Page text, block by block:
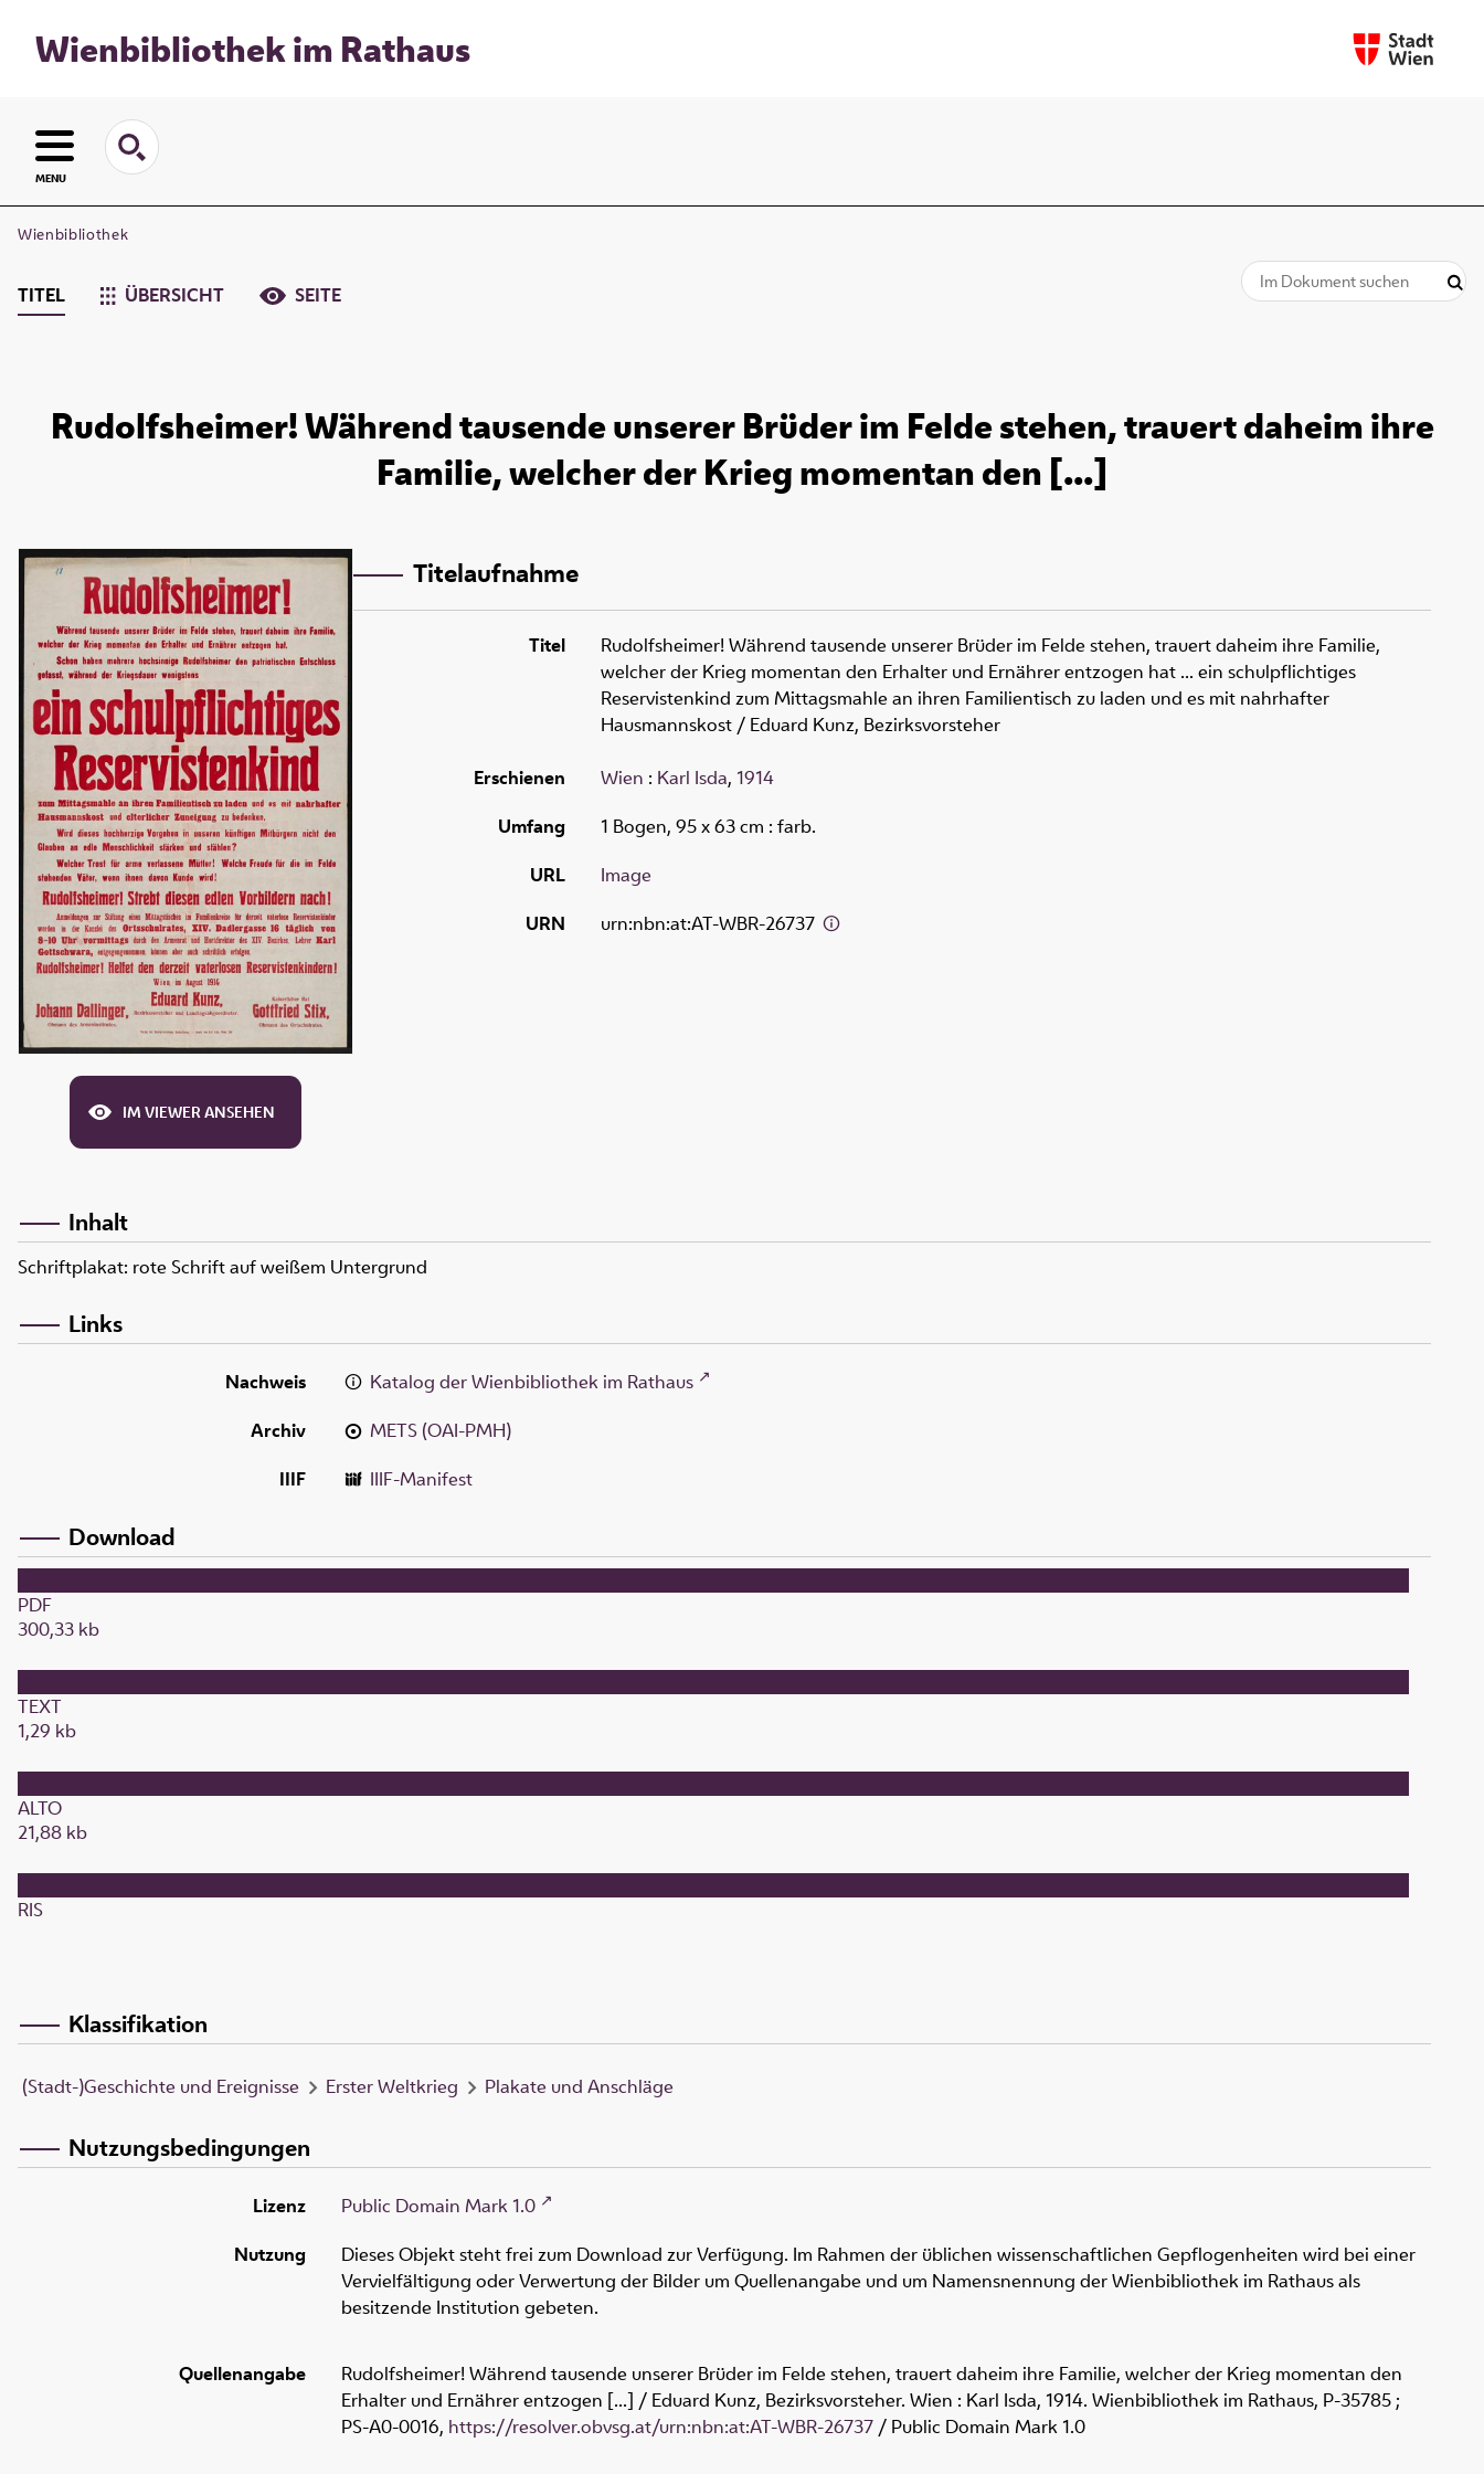
Wienbibliothek im Rathaus
MENU
Wienbibliothek
TITEL ÜBERSICHT SEITE
Rudolfsheimer! Während tausende unserer Brüder im Felde stehen, trauert daheim ihre
Familie, welcher der Krieg momentan den [...]
IM VIEWER ANSEHEN
Titelaufnahme
Titel
Rudolfsheimer! Während tausende unserer Brüder im Felde stehen, trauert daheim ihre Familie,
welcher der Krieg momentan den Erhalter und Ernährer entzogen hat ... ein schulpflichtiges
Reservistenkind zum Mittagsmahle an ihren Familientisch zu laden und es mit nahrhafter
Hausmannskost / Eduard Kunz, Bezirksvorsteher
Erschienen Wien : Karl Isda, 1914
Umfang
1 Bogen, 95 x 63 cm : farb.
URL
Image
URN
urn:nbn:at:AT-WBR-26737
Inhalt
Schriftplakat: rote Schrift auf weißem Untergrund
Links
Nachweis
Katalog der Wienbibliothek im Rathaus
Archiv
METS (OAI-PMH)
IIIF
IIIF-Manifest
Download
PDF
300,33 kb
TEXT
1,29 kb
ALTO
21,88 kb
RIS
Klassifikation
(Stadt-)Geschichte und Ereignisse Erster Weltkrieg Plakate und Anschläge
Nutzungsbedingungen
Lizenz
Public Domain Mark 1.0
Nutzung
Dieses Objekt steht frei zum Download zur Verfügung. Im Rahmen der üblichen wissenschaftlichen Gepflogenheiten wird bei einer
Vervielfältigung oder Verwertung der Bilder um Quellenangabe und um Namensnennung der Wienbibliothek im Rathaus als
besitzende Institution gebeten.
Quellenangabe
Rudolfsheimer! Während tausende unserer Brüder im Felde stehen, trauert daheim ihre Familie, welcher der Krieg momentan den
Erhalter und Ernährer entzogen [...] / Eduard Kunz, Bezirksvorsteher. Wien : Karl Isda, 1914. Wienbibliothek im Rathaus, P-35785 ;
PS-A0-0016, https://resolver.obvsg.at/urn:nbn:at:AT-WBR-26737 / Public Domain Mark 1.0